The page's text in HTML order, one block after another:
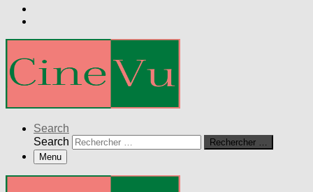
Search
Search
Rechercher …
Menu